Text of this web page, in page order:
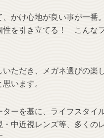
、かけ心地が良い事が一
性を引き立てる！ こんな
ただき、メガネ選びの楽
います。
ーを基に、ライフスタイ
・中近視レンズ等、多くの